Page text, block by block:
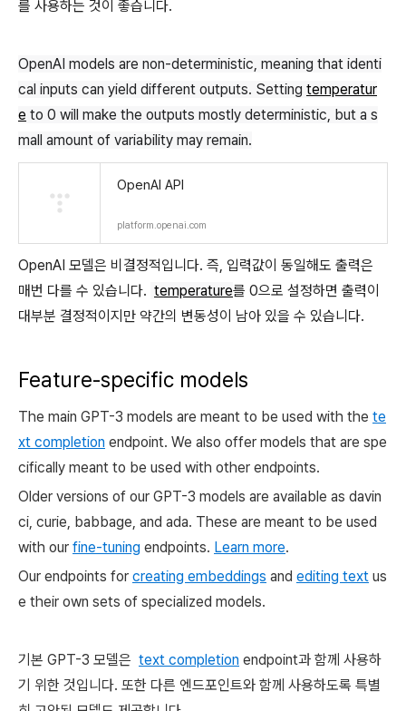
를 사용하는 것이 좋습니다.
OpenAI models are non-deterministic, meaning that identi
cal inputs can yield different outputs. Setting temperatur
e to 0 will make the outputs mostly deterministic, but a s
mall amount of variability may remain.
OpenAI API
platform.openai.com
OpenAI 모델은 비결정적입니다. 즉, 입력값이 동일해도 출력은
매번 다를 수 있습니다. temperature를 0으로 설정하면 출력이
대부분 결정적이지만 약간의 변동성이 남아 있을 수 있습니다.
Feature-specific models
The main GPT-3 models are meant to be used with the te
xt completion endpoint. We also offer models that are spe
cifically meant to be used with other endpoints.
Older versions of our GPT-3 models are available as davin
ci, curie, babbage, and ada. These are meant to be used
with our fine-tuning endpoints. Learn more.
Our endpoints for creating embeddings and editing text us
e their own sets of specialized models.
기본 GPT-3 모델은 text completion endpoint과 함께 사용하
기 위한 것입니다. 또한 다른 엔드포인트와 함께 사용하도록 특별